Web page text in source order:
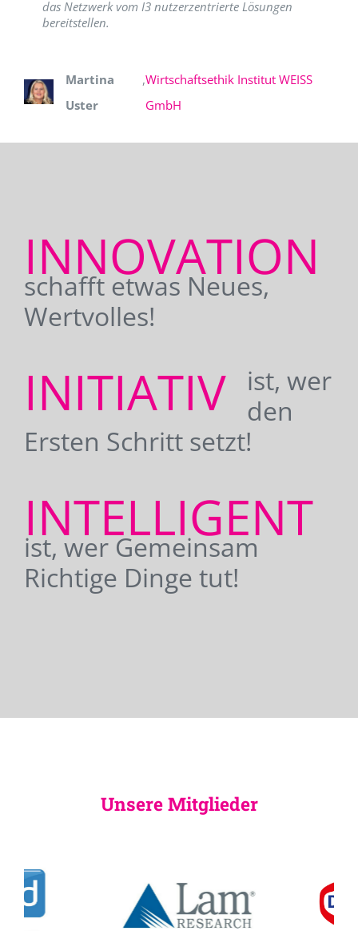
das Netzwerk vom I3 nutzerzentrierte Lösungen
bereitstellen.
Martina
Uster
,Wirtschaftsethik Institut WEISS
GmbH
INNOVATION
schafft etwas Neues,
Wertvolles!
INITIATIV
ist, wer
den
Ersten Schritt setzt!
INTELLIGENT
ist, wer Gemeinsam
Richtige Dinge tut!
Unsere Mitglieder